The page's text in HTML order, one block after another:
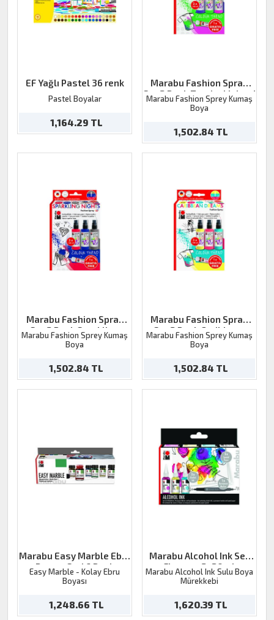
EF Yağlı Pastel 36 renk
Pastel Boyalar
1,164.29 TL
Marabu Fashion Spray
Set 3 Renk Tropical Island
Marabu Fashion Sprey Kumaş
Boya
1,502.84 TL
Marabu Fashion Spray
Set 3 Renk Sparkling
Nights
Marabu Fashion Sprey Kumaş
Boya
1,502.84 TL
Marabu Fashion Spray
Set 3 Renk Caribbean
Dreams
Marabu Fashion Sprey Kumaş
Boya
1,502.84 TL
Marabu Easy Marble Ebru
Boyası Seti 6 Renk
Easy Marble - Kolay Ebru
Boyası
1,248.66 TL
Marabu Alcohol Ink Set
Flowers 3x20ml
Marabu Alcohol Ink Sulu Boya
Mürekkebi
1,620.39 TL